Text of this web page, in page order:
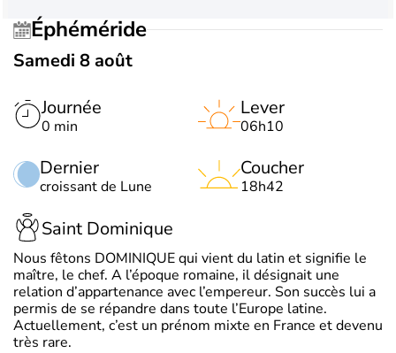
Éphéméride
Samedi 8 août
Journée
0 min
Dernier
croissant de Lune
Lever
06h10
Coucher
18h42
Saint Dominique
Nous fêtons DOMINIQUE qui vient du latin et signifie le
maître, le chef. A l’époque romaine, il désignait une
relation d’appartenance avec l’empereur. Son succès lui a
permis de se répandre dans toute l’Europe latine.
Actuellement, c’est un prénom mixte en France et devenu
très rare.